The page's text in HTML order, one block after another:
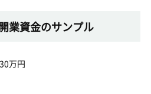
業資金のサンプル
万円